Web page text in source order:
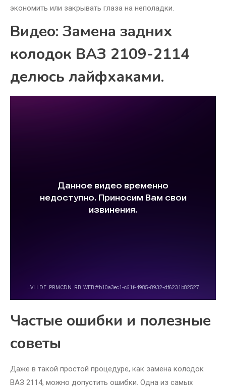
экономить или закрывать глаза на неполадки.
Видео: Замена задних
колодок ВАЗ 2109-2114
делюсь лайфхаками.
Частые ошибки и полезные
советы
Даже в такой простой процедуре, как замена колодок
ВАЗ 2114, можно допустить ошибки. Одна из самых